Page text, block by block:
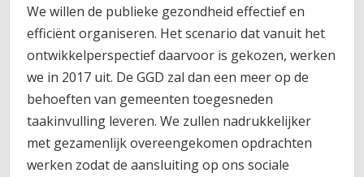
We willen de publieke gezondheid effectief en
efficiënt organiseren. Het scenario dat vanuit het
ontwikkelperspectief daarvoor is gekozen, werken
we in 2017 uit. De GGD zal dan een meer op de
behoeften van gemeenten toegesneden
taakinvulling leveren. We zullen nadrukkelijker
met gezamenlijk overeengekomen opdrachten
werken zodat de aansluiting op ons sociale